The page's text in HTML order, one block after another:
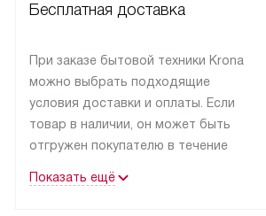
Бесплатная доставка
При заказе бытовой техники Krona
можно выбрать подходящие
условия доставки и оплаты. Если
товар в наличии, он может быть
отгружен покупателю в течение
Показать ещё